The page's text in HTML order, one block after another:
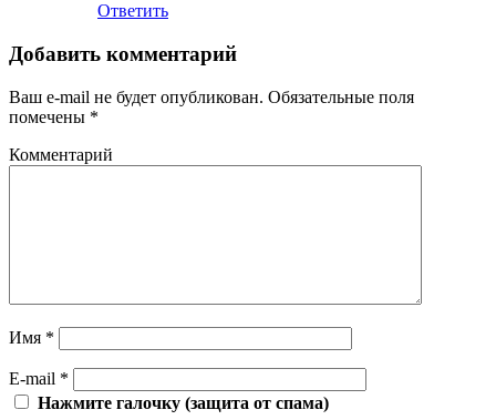
Ответить
Добавить комментарий
Ваш e-mail не будет опубликован. Обязательные поля
помечены *
Комментарий
Имя *
E-mail *
Нажмите галочку (защита от спама)